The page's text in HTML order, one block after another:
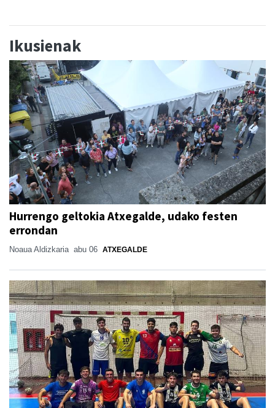
Ikusienak
Hurrengo geltokia Atxegalde, udako festen
errondan
Noaua Aldizkaria abu 06 ATXEGALDE